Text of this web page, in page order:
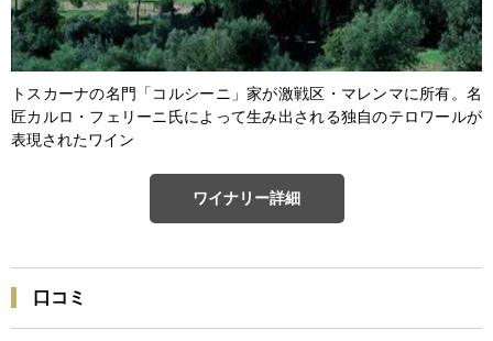
トスカーナの名門「コルシーニ」家が激戦区・マレンマに所有。名
匠カルロ・フェリーニ氏によって生み出される独自のテロワールが
表現されたワイン
ワイナリー詳細
口コミ